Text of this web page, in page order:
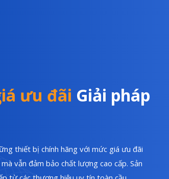
ưu đãi Giải pháp
thiết bị chính hãng với mức giá ưu đãi
vẫn đảm bảo chất lượng cao cấp. Sản